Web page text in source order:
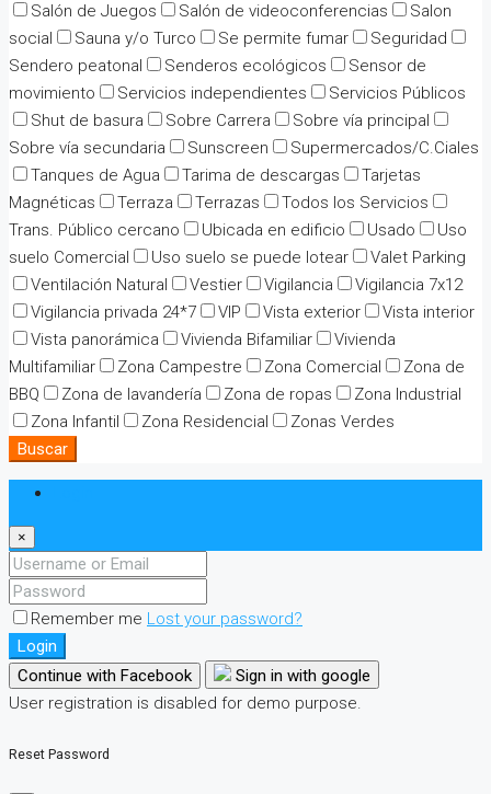
Salón de Juegos
Salón de videoconferencias
Salon
social
Sauna y/o Turco Se permite fumar
Seguridad
Sendero peatonal
Senderos ecológicos
Sensor de
movimiento
Servicios independientes
Servicios Públicos
Shut de basura
Sobre Carrera
Sobre vía principal
Sobre vía secundaria
Sunscreen
Supermercados/C.Ciales
Tanques de Agua
Tarima de descargas
Tarjetas
Magnéticas
Terraza Terrazas
Todos los Servicios
Trans. Público cercano
Ubicada en edificio Usado
Uso
suelo Comercial
Uso suelo se puede lotear
Valet Parking
Ventilación Natural
Vestier Vigilancia
Vigilancia 7x12
Vigilancia privada 24*7
VIP Vista exterior
Vista interior
Vista panorámica
Vivienda Bifamiliar
Vivienda
Multifamiliar
Zona Campestre Zona Comercial
Zona de
BBQ
Zona de lavandería Zona de ropas
Zona Industrial
Zona Infantil
Zona Residencial
Zonas Verdes
Buscar
×
Remember me Lost your password?
Login
Continue with Facebook
Sign in with google
User registration is disabled for demo purpose.
Reset Password